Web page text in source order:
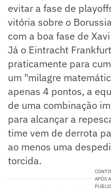
evitar a fase de
vitória sobre o
com a boa fase de
Já o Eintracht
praticamente para
um "milagre
apenas 4 pontos, a
de uma combinação
para alcançar a
time vem de derrota
ao menos uma
torcida.
APÓS A